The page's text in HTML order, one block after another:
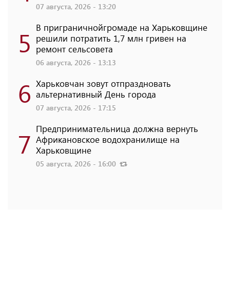
07 августа, 2026 - 13:20
5 В приграничнойгромаде на Харьковщине
решили потратить 1,7 млн ​​гривен на
ремонт сельсовета
06 августа, 2026 - 13:13
6 Харьковчан зовут отпраздновать
альтернативный День города
07 августа, 2026 - 17:15
7 Предпринимательница должна вернуть
Африкановское водохранилище на
Харьковщине
05 августа, 2026 - 16:00